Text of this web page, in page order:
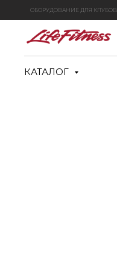
ОБОРУДОВАНИЕ ДЛЯ КЛУБОВ
КАТАЛОГ